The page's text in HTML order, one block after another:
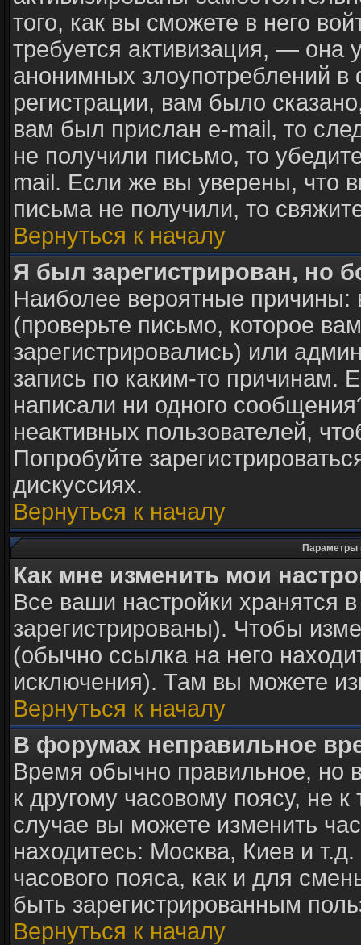
того, как вы сможете в него
требуется активизация, — она
анонимных злоупотреблений
регистрации, вам было
вам был прислан e-mail, то
не получили письмо, то
mail. Если же вы уверены, что
письма не получили, то
Вернуться к началу
Я был зарегистрирован, но
Наиболее вероятные
(проверьте письмо, которое
зарегистрировались) или
запись по каким-то причинам.
написали ни одного
неактивных пользователей,
Попробуйте
дискуссиях.
Вернуться к началу
Параметры
Как мне изменить мои
Все ваши настройки хранятся
зарегистрированы). Чтобы
(обычно ссылка на него
исключения). Там вы можете
Вернуться к началу
В форумах неправильное
Время обычно правильное, но
к другому часовому поясу, не
случае вы можете изменить
находитесь: Москва, Киев и
часового пояса, как и для
быть зарегистрированным
Вернуться к началу